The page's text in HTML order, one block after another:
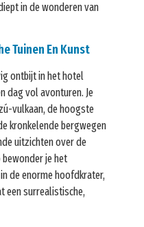
in de wonderen van
Tuinen En Kunst
ontbijt in het hotel
dag vol avonturen. Je
vulkaan, de hoogste
kronkelende bergwegen
uitzichten over de
bewonder je het
de enorme hoofdkrater,
een surrealistische,